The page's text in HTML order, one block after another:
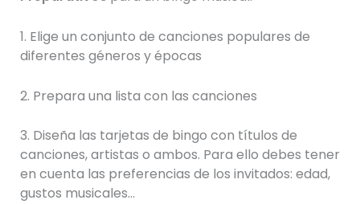
1. Elige un conjunto de canciones populares de
diferentes géneros y épocas
2. Prepara una lista con las canciones
3. Diseña las tarjetas de bingo con títulos de
canciones, artistas o ambos. Para ello debes tener
en cuenta las preferencias de los invitados: edad,
gustos musicales…